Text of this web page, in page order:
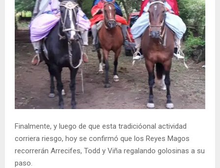
Finalmente, y luego de que esta tradicióonal actividad
corriera riesgo, hoy se confirmó que los Reyes Magos
recorrerán Arrecifes, Todd y Viña regalando golosinas a su
paso.